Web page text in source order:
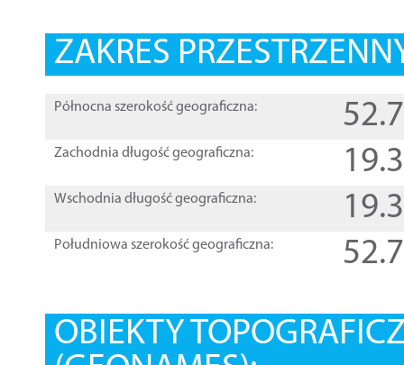
ZAKRES
Północna szerokość geograficzna:
Zachodnia długość geograficzna:
Wschodnia długość geograficzna:
Południowa szerokość geograficzna:
OBIEKTY